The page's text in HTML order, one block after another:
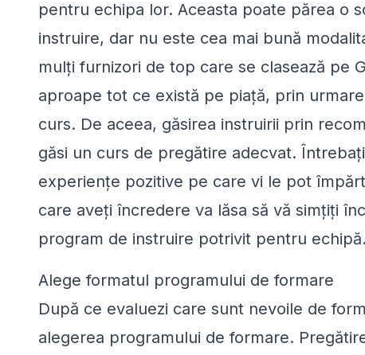
pentru echipa lor. Aceasta poate părea o
instruire, dar nu este cea mai bună
mulți furnizori de top care se clasează pe
aproape tot ce există pe piață, prin
curs. De aceea, găsirea instruirii prin
găsi un curs de pregătire adecvat.
experiențe pozitive pe care vi le pot
care aveți încredere va lăsa să vă simțiți
program de instruire potrivit pentru echipă.
Alege formatul programului de formare
După ce evaluezi care sunt nevoile de
alegerea programului de formare.